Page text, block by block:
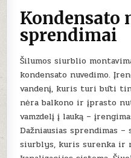
Kondensato
sprendimai
Šilumos siurblio
kondensato nuvedimo.
vandenį, kuris turi būti
nėra balkono ir įprasto
vamzdelį į lauką –
Dažniausias sprendimas –
siurblys, kuris surenka ir